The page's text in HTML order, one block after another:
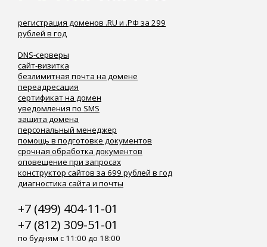
регистрация доменов .RU и .РФ за 299
рублей в год
DNS-серверы
сайт-визитка
безлимитная почта на домене
переадресация
сертификат на домен
уведомления по SMS
защита домена
персональный менеджер
помощь в подготовке документов
срочная обработка документов
оповещение при запросах
конструктор сайтов за 699 рублей в год
диагностика сайта и почты
+7 (499) 404-11-01
+7 (812) 309-51-01
по будням с 11:00 до 18:00